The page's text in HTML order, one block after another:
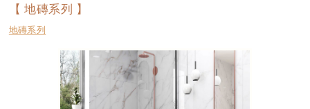
【 地磚系列 】
地磚系列